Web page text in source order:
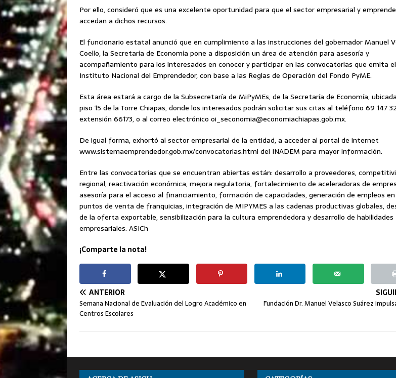
Por ello, consideró que es una excelente oportunidad para que el sector empresarial y
accedan a dichos recursos.
El funcionario estatal anunció que en cumplimiento a las instrucciones del gobernador Manuel
Coello, la Secretaría de Economía pone a disposición un área de atención para asesoría y
acompañamiento para los interesados en conocer y participar en las convocatorias que emita el
Instituto Nacional del Emprendedor, con base a las Reglas de Operación del Fondo PyME.
Esta área estará a cargo de la Subsecretaría de MiPyMEs, de la Secretaría de Economía,
piso 15 de la Torre Chiapas, donde los interesados podrán solicitar sus citas al teléfono 69 147
extensión 66173, o al correo electrónico oi_seconomia@economiachiapas.gob.mx.
De igual forma, exhortó al sector empresarial de la entidad, a acceder al portal de internet
www.sistemaemprendedor.gob.mx/convocatorias.html del INADEM para mayor información.
Entre las convocatorias que se encuentran abiertas están: desarrollo a proveedores,
regional, reactivación económica, mejora regulatoria, fortalecimiento de aceleradoras de
asesoría para el acceso al financiamiento, formación de capacidades, generación de empleos
puntos de venta de franquicias, integración de MIPYMES a las cadenas productivas globales,
de la oferta exportable, sensibilización para la cultura emprendedora y desarrollo de habilidades
empresariales. ASICh
¡Comparte la nota!
ANTERIOR
Semana Nacional de Evaluación del Logro Académico en
Centros Escolares
Fundación Dr. Manuel Velasco Suárez